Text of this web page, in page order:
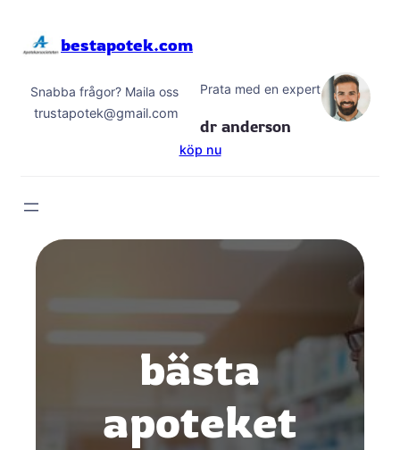
bestapotek.com
Snabba frågor? Maila oss
trustapotek@gmail.com
Prata med en expert
dr anderson
köp nu
bästa
apoteket